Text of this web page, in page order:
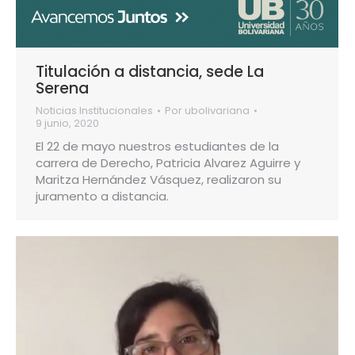
Titulación a distancia, sede La
Serena
Noticias Institucionales Por ubolivariana
9 junio, 2020
El 22 de mayo nuestros estudiantes de la
carrera de Derecho, Patricia Alvarez Aguirre y
Maritza Hernández Vásquez, realizaron su
juramento a distancia.